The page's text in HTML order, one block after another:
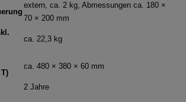
extern, ca. 2 kg, Abmessungen ca. 180 ×
70 × 200 mm
ca. 22,3 kg
ca. 480 × 380 × 60 mm
2 Jahre